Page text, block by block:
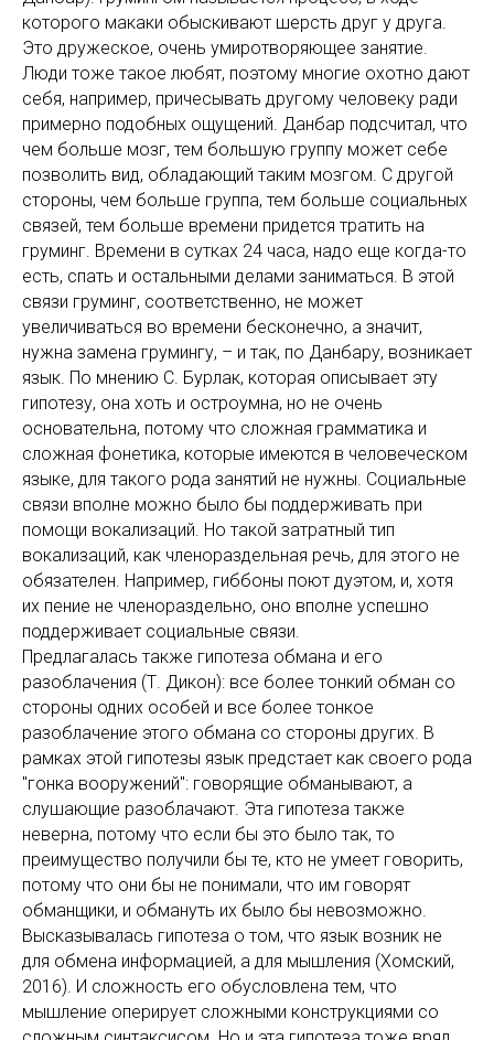
которого макаки обыскивают шерсть друг у друга.
Это дружеское, очень умиротворяющее занятие.
Люди тоже такое любят, поэтому многие охотно дают
себя, например, причесывать другому человеку ради
примерно подобных ощущений. Данбар подсчитал, что
чем больше мозг, тем большую группу может себе
позволить вид, обладающий таким мозгом. С другой
стороны, чем больше группа, тем больше социальных
связей, тем больше времени придется тратить на
груминг. Времени в сутках 24 часа, надо еще когда-то
есть, спать и остальными делами заниматься. В этой
связи груминг, соответственно, не может
увеличиваться во времени бесконечно, а значит,
нужна замена грумингу, – и так, по Данбару, возникает
язык. По мнению С. Бурлак, которая описывает эту
гипотезу, она хоть и остроумна, но не очень
основательна, потому что сложная грамматика и
сложная фонетика, которые имеются в человеческом
языке, для такого рода занятий не нужны. Социальные
связи вполне можно было бы поддерживать при
помощи вокализаций. Но такой затратный тип
вокализаций, как членораздельная речь, для этого не
обязателен. Например, гиббоны поют дуэтом, и, хотя
их пение не членораздельно, оно вполне успешно
поддерживает социальные связи.
Предлагалась также гипотеза обмана и его
разоблачения (Т. Дикон): все более тонкий обман со
стороны одних особей и все более тонкое
разоблачение этого обмана со стороны других. В
рамках этой гипотезы язык предстает как своего рода
"гонка вооружений": говорящие обманывают, а
слушающие разоблачают. Эта гипотеза также
неверна, потому что если бы это было так, то
преимущество получили бы те, кто не умеет говорить,
потому что они бы не понимали, что им говорят
обманщики, и обмануть их было бы невозможно.
Высказывалась гипотеза о том, что язык возник не
для обмена информацией, а для мышления (Хомский,
2016). И сложность его обусловлена тем, что
мышление оперирует сложными конструкциями со